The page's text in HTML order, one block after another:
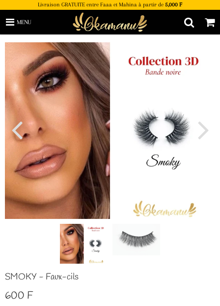
Livraison GRATUITE entre Faaa et Mahina à partir de 5,000 F
MENU
SMOKY - Faux-cils
600 F